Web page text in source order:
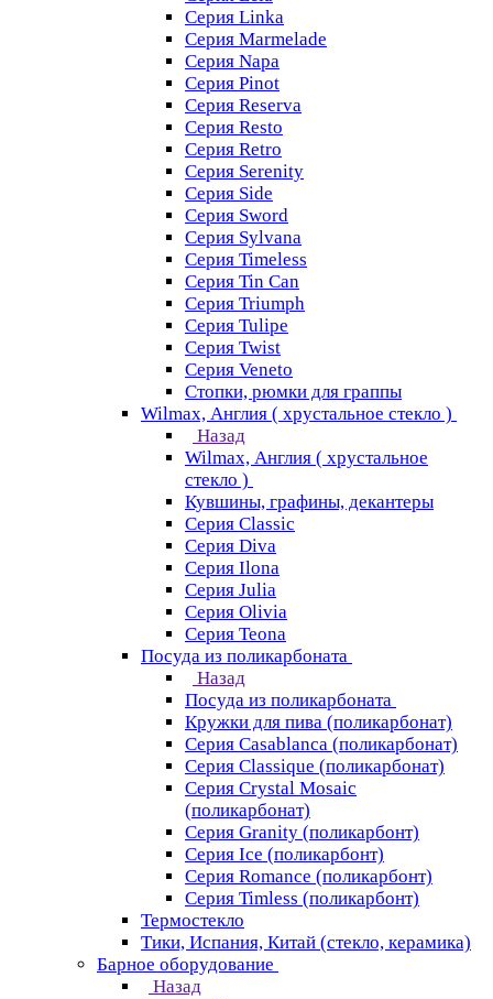
Серия Linka
Серия Marmelade
Серия Napa
Серия Pinot
Серия Reserva
Серия Resto
Серия Retro
Серия Serenity
Серия Side
Серия Sword
Серия Sуlvana
Серия Timeless
Серия Tin Can
Серия Triumph
Серия Tulipe
Серия Twist
Серия Veneto
Стопки, рюмки для граппы
Wilmax, Англия ( хрустальное стекло )
Назад
Wilmax, Англия ( хрустальное
стекло )
Кувшины, графины, декантеры
Серия Classic
Серия Diva
Серия Ilona
Серия Julia
Серия Olivia
Серия Teona
Посуда из поликарбоната
Назад
Посуда из поликарбоната
Кружки для пива (поликарбонат)
Серия Casablanсa (поликарбонат)
Серия Classique (поликарбонат)
Серия Crystal Mosaic
(поликарбонат)
Серия Granity (поликарбонт)
Серия Ice (поликарбонт)
Серия Romance (поликарбонт)
Серия Timless (поликарбонт)
Термостекло
Тики, Испания, Китай (стекло, керамика)
Барное оборудование
Назад